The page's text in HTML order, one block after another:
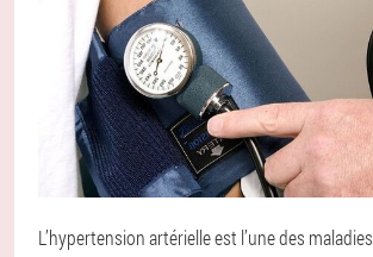
L’hypertension artérielle est l’une des maladies